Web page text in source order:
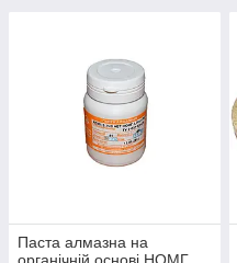
Паста алмазна на